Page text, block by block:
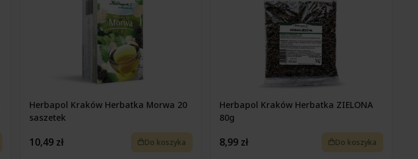
Herbapol Kraków Herbatka Morwa 20
saszetek
10,49 zł Do koszyka
Herbapol Kraków Herbatka ZIELONA
80g
8,99 zł Do koszyka